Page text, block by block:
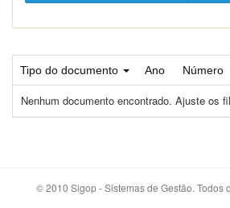
Tipo do documento Ano Número
Nenhum documento encontrado. Ajuste os
© 2010 Sigop - Sistemas de Gestão. Todos